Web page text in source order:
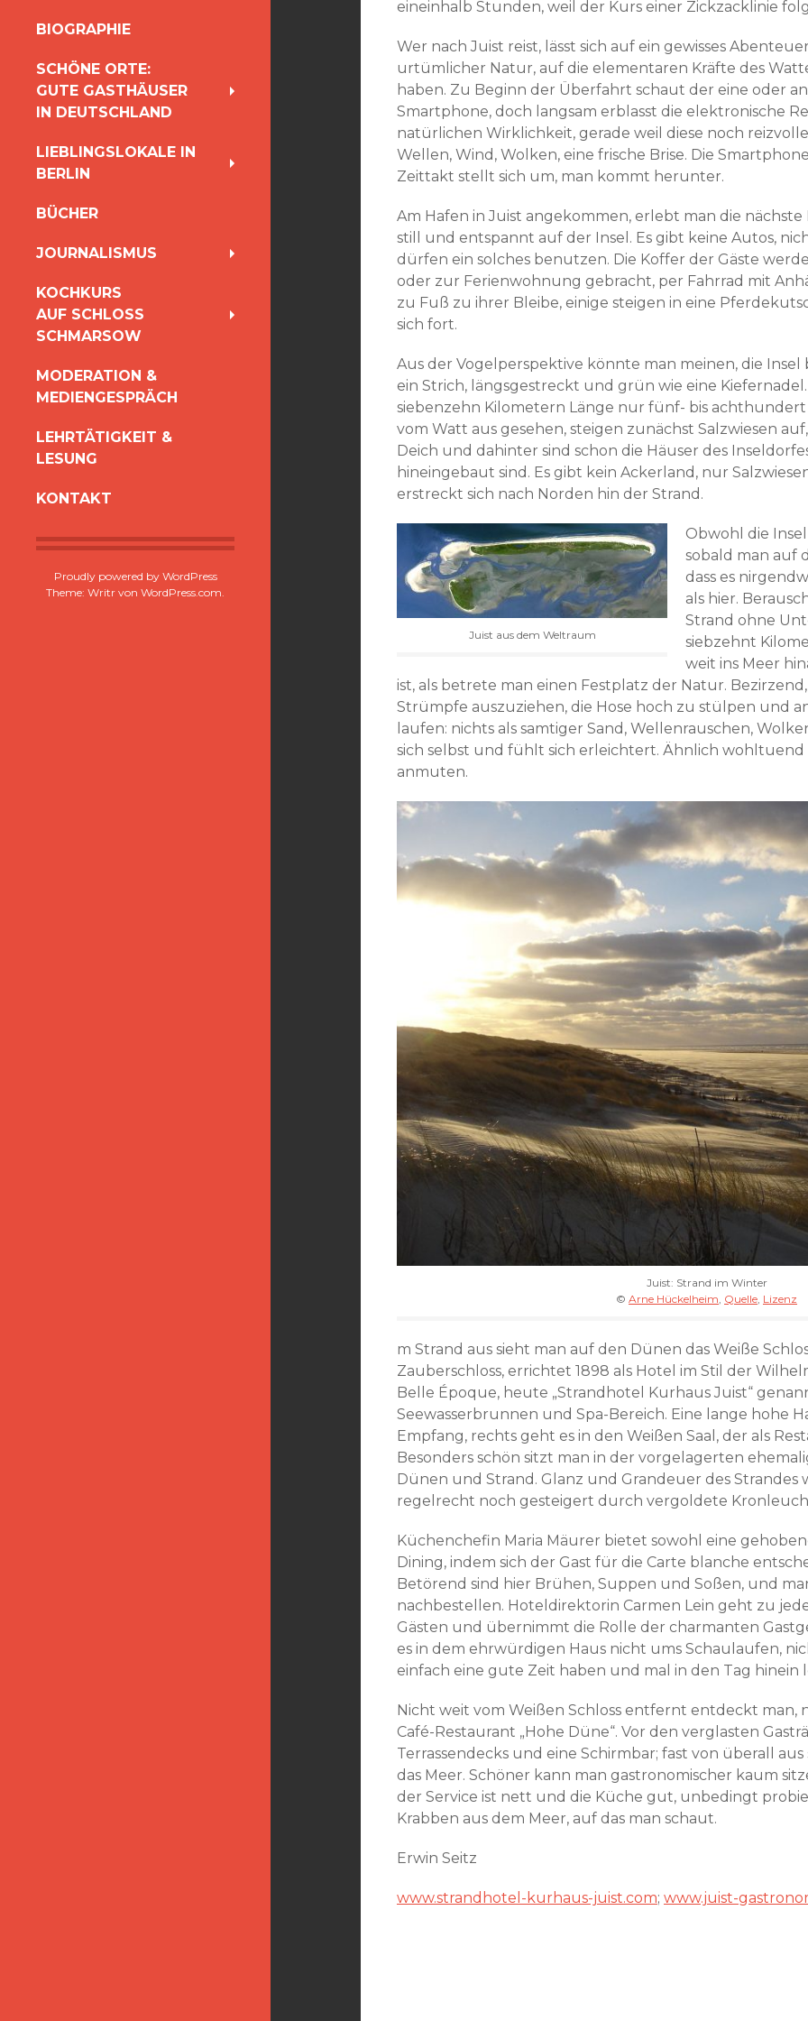
SPRINGEN
BIOGRAPHIE
SCHÖNE ORTE:
GUTE GASTHÄUSER
IN DEUTSCHLAND
LIEBLINGSLOKALE IN
BERLIN
BÜCHER
JOURNALISMUS
KOCHKURS
AUF SCHLOSS
SCHMARSOW
MODERATION &
MEDIENGESPRÄCH
LEHRTÄTIGKEIT &
LESUNG
KONTAKT
Proudly powered by WordPress
Theme: Writr von WordPress.com.
eineinhalb Stunden, weil der Kurs einer Zickzacklinie
Wer nach Juist reist, lässt sich auf ein gewisses
urtümlicher Natur, auf die elementaren Kräfte des
haben. Zu Beginn der Überfahrt schaut der eine oder
Smartphone, doch langsam erblasst die elektronische
natürlichen Wirklichkeit, gerade weil diese noch
Wellen, Wind, Wolken, eine frische Brise. Die
Zeittakt stellt sich um, man kommt herunter.
Am Hafen in Juist angekommen, erlebt man die
still und entspannt auf der Insel. Es gibt keine Autos,
dürfen ein solches benutzen. Die Koffer der Gäste
oder zur Ferienwohnung gebracht, per Fahrrad mit
zu Fuß zu ihrer Bleibe, einige steigen in eine
sich fort.
Aus der Vogelperspektive könnte man meinen, die Insel
ein Strich, längsgestreckt und grün wie eine
siebenzehn Kilometern Länge nur fünf- bis
vom Watt aus gesehen, steigen zunächst Salzwiesen
Deich und dahinter sind schon die Häuser des
hineingebaut sind. Es gibt kein Ackerland, nur
erstreckt sich nach Norden hin der Strand.
Juist aus dem Weltraum
Obwohl die
sobald man auf
dass es
als hier.
Strand ohne
siebzehnt
weit ins Meer
ist, als betrete man einen Festplatz der Natur.
Strümpfe auszuziehen, die Hose hoch zu stülpen und
laufen: nichts als samtiger Sand, Wellenrauschen,
sich selbst und fühlt sich erleichtert. Ähnlich
anmuten.
Juist: Strand im Winter
© Arne Hückelheim, Quelle, Lizenz
m Strand aus sieht man auf den Dünen das Weiße
Zauberschloss, errichtet 1898 als Hotel im Stil der
Belle Époque, heute „Strandhotel Kurhaus Juist“
Seewasserbrunnen und Spa-Bereich. Eine lange hohe
Empfang, rechts geht es in den Weißen Saal, der als
Besonders schön sitzt man in der vorgelagerten
Dünen und Strand. Glanz und Grandeuer des Strandes
regelrecht noch gesteigert durch vergoldete
Küchenchefin Maria Mäurer bietet sowohl eine
Dining, indem sich der Gast für die Carte blanche
Betörend sind hier Brühen, Suppen und Soßen, und
nachbestellen. Hoteldirektorin Carmen Lein geht zu
Gästen und übernimmt die Rolle der charmanten
es in dem ehrwürdigen Haus nicht ums Schaulaufen,
einfach eine gute Zeit haben und mal in den Tag hinein
Nicht weit vom Weißen Schloss entfernt entdeckt man,
Café-Restaurant „Hohe Düne“. Vor den verglasten
Terrassendecks und eine Schirmbar; fast von überall
das Meer. Schöner kann man gastronomischer kaum
der Service ist nett und die Küche gut, unbedingt
Krabben aus dem Meer, auf das man schaut.
Erwin Seitz
www.strandhotel-kurhaus-juist.com; www.juist-